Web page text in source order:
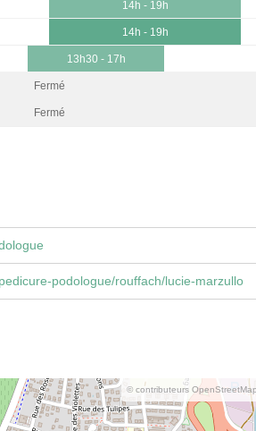
14h - 19h
14h - 19h
13h30 - 17h
Fermé
Fermé
podologue/rouffach/lucie-marzullo
© contributeurs OpenStreetMap